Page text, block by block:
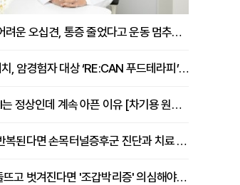
팔 들기 어려운 오십견, 통증 줄었다고 운동 멈추면 안 되는 이유 [이병욱 원장 칼럼]
리엔에이치, 암경험자 대상 ‘RE:CAN 푸드테라피’ 운영
허리 MRI는 정상인데 계속 아픈 이유 [차기용 원장 칼럼]
손 저림 반복된다면 손목터널증후군 진단과 치료 시기 살펴야 [김동현 원장 칼럼]
손발톱 들뜨고 벗겨진다면 '조갑박리증' 의심해야 [김철윤 원장 칼럼]